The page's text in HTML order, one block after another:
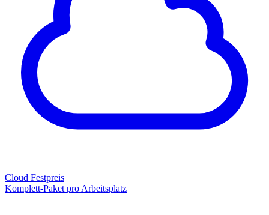
Cloud Festpreis
Komplett-Paket pro Arbeitsplatz